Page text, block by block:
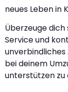
neues Leben in
Überzeuge
Service und
unverbindliches
bei deinem
unterstützen zu